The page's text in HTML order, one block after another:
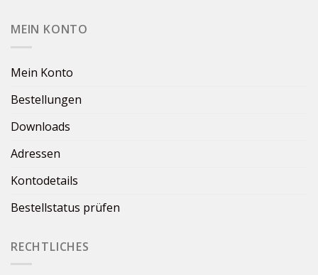
MEIN KONTO
Mein Konto
Bestellungen
Downloads
Adressen
Kontodetails
Bestellstatus prüfen
RECHTLICHES